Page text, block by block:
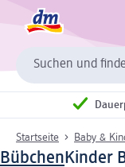
Suchen und
Startseite Baby &
Bübchen Kinder